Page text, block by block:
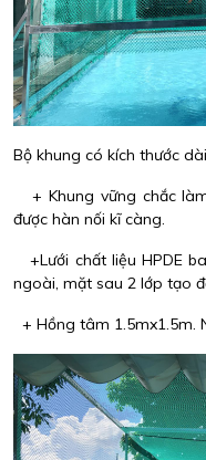
Bộ khung có kích thước
+ Khung vững chắc
được hàn nối kĩ càng.
+Lưới chất liệu HPDE
ngoài, mặt sau 2 lớp tạo
+ Hồng tâm 1.5mx1.5m.